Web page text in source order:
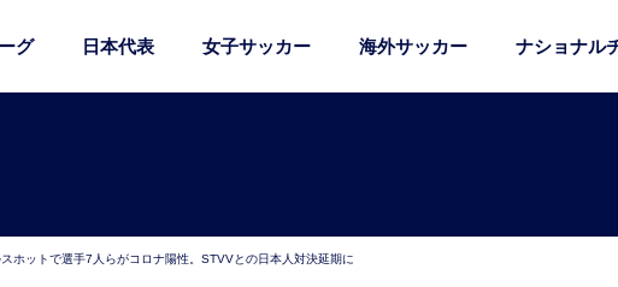
グ 日本代表 女子サッカー 海外サッカー ナショナル
ホットで選手7人らがコロナ陽性。STVVとの日本人対決延期に